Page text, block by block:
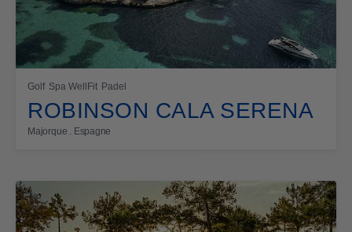
Golf Spa WellFit Padel
ROBINSON CALA SERENA
Majorque . Espagne